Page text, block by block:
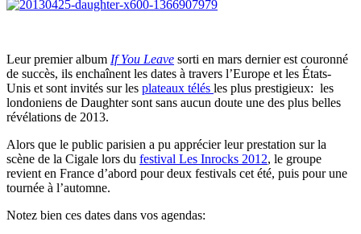
Leur premier album If You Leave sorti en mars dernier est couronné
de succès, ils enchaînent les dates à travers l’Europe et les États-
Unis et sont invités sur les plateaux télés les plus prestigieux: les
londoniens de Daughter sont sans aucun doute une des plus belles
révélations de 2013.
Alors que le public parisien a pu apprécier leur prestation sur la
scène de la Cigale lors du festival Les Inrocks 2012, le groupe
revient en France d’abord pour deux festivals cet été, puis pour une
tournée à l’automne.
Notez bien ces dates dans vos agendas: